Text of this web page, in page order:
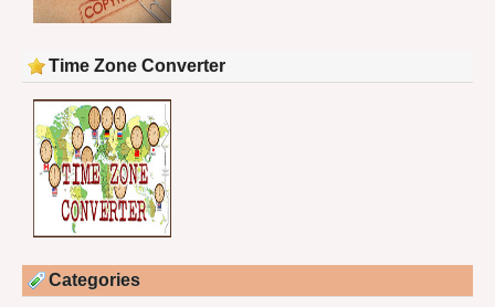
Time Zone Converter
Categories